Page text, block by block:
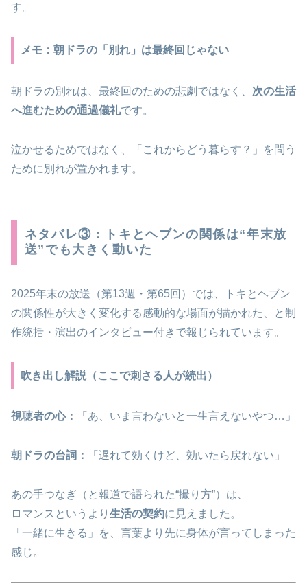
す。
メモ：朝ドラの「別れ」は最終回じゃない
朝ドラの別れは、最終回のための悲劇ではなく、 次の生活
へ進むための通過儀礼です。
泣かせるためではなく、「これからどう暮らす？」を問う
ために別れが置かれます。
ネタバレ③：トキとヘブンの関係は“年末放
送”でも大きく動いた
2025年末の放送（第13週・第65回）では、トキとヘブン
の関係性が大きく変化する感動的な場面が描かれた、と制
作統括・演出のインタビュー付きで報じられています。
吹き出し解説（ここで刺さる人が続出）
視聴者の心： 「あ、いま言わないと一生言えないやつ…」
朝ドラの台詞： 「遅れて効くけど、効いたら戻れない」
あの手つなぎ（と報道で語られた“撮り方”）は、
ロマンスというより 生活の契約に見えました。
「一緒に生きる」を、言葉より先に身体が言ってしまった
感じ。